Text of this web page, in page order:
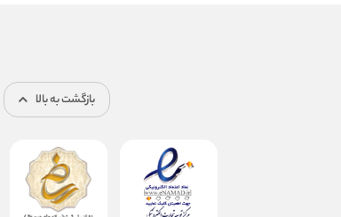
بازگشت به بالا